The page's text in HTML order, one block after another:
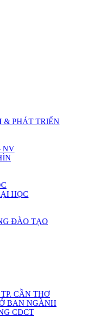
& PHÁT TRIỂN
NV
HỌC
ĐÀO TẠO
CẦN THƠ
BAN NGÀNH
CĐCT